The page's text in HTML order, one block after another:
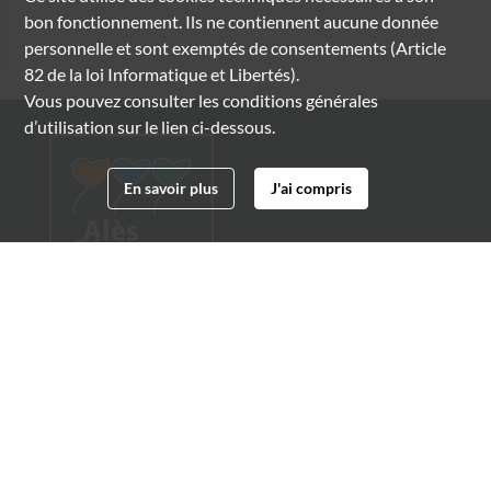
bon fonctionnement. Ils ne contiennent aucune donnée
personnelle et sont exemptés de consentements (Article
82 de la loi Informatique et Libertés).
Vous pouvez consulter les conditions générales
d’utilisation sur le lien ci-dessous.
En savoir plus J'ai compris